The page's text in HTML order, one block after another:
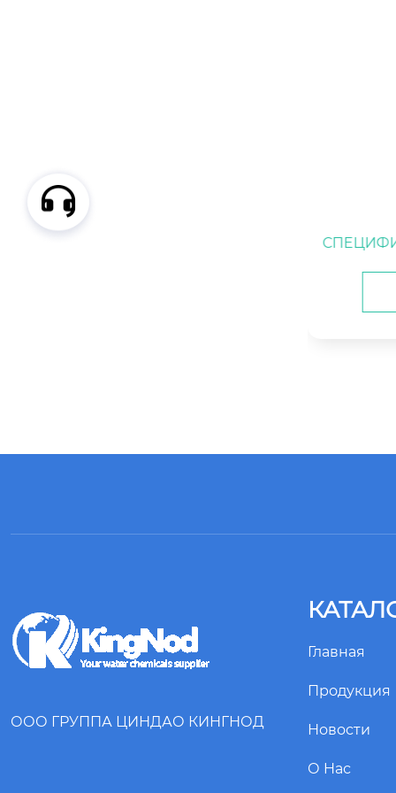
Набор
ООО ГРУППА ЦИНДАО КИНГНОД
Главная
Продукция
Новости
О Hас